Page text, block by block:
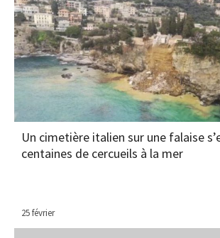
Un cimetière italien sur une falaise
centaines de cercueils à la mer
25 février